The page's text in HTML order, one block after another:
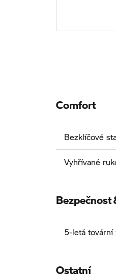
Comfort
Bezklíčové
Vyhřívané
Bezpečnost
5-letá tovární
Ostatní